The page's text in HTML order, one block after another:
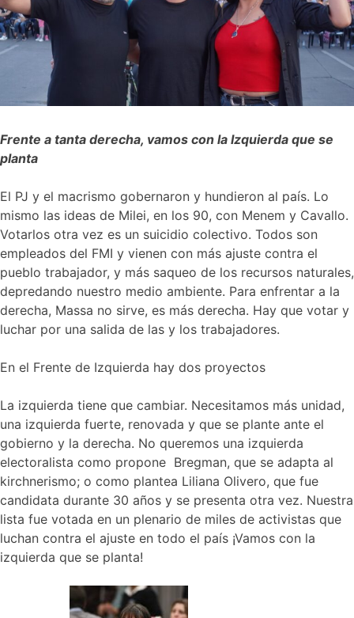
Frente a tanta derecha, vamos con la Izquierda que se
planta
El PJ y el macrismo gobernaron y hundieron al país. Lo
mismo las ideas de Milei, en los 90, con Menem y Cavallo.
Votarlos otra vez es un suicidio colectivo. Todos son
empleados del FMI y vienen con más ajuste contra el
pueblo trabajador, y más saqueo de los recursos naturales,
depredando nuestro medio ambiente. Para enfrentar a la
derecha, Massa no sirve, es más derecha. Hay que votar y
luchar por una salida de las y los trabajadores.
En el Frente de Izquierda hay dos proyectos
La izquierda tiene que cambiar. Necesitamos más unidad,
una izquierda fuerte, renovada y que se plante ante el
gobierno y la derecha. No queremos una izquierda
electoralista como propone Bregman, que se adapta al
kirchnerismo; o como plantea Liliana Olivero, que fue
candidata durante 30 años y se presenta otra vez. Nuestra
lista fue votada en un plenario de miles de activistas que
luchan contra el ajuste en todo el país ¡Vamos con la
izquierda que se planta!